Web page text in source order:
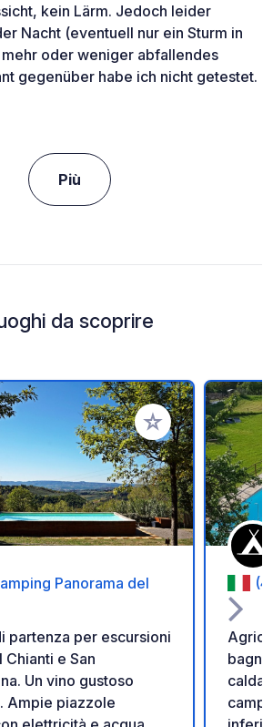
kein Lärm. Jedoch leider
Nacht (eventuell nur ein Sturm in
oder weniger abfallendes
gegenüber habe ich nicht getestet.
Più
da scoprire
Aggiungi ai tuoi
Panorama del
partenza per escursioni
e San
Un vino gustoso
Ampie piazzole